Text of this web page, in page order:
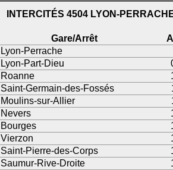
INTERCITÉS 4504 LYON-
Gare/Arrêt
Lyon-Perrache
Lyon-Part-Dieu
Roanne
Saint-Germain-des-Fossés
Moulins-sur-Allier
Nevers
Bourges
Vierzon
Saint-Pierre-des-Corps
Saumur-Rive-Droite